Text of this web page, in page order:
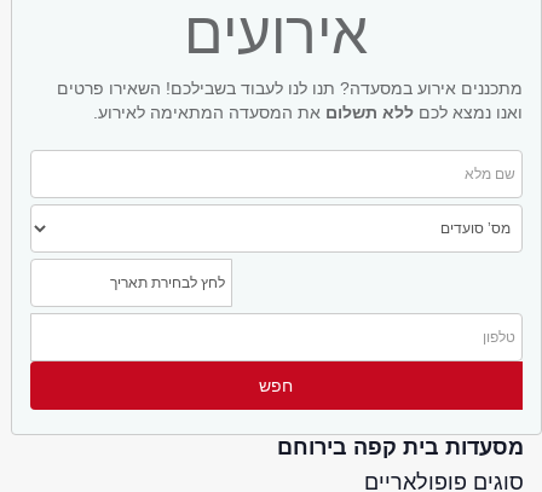
אירועים
מתכננים אירוע במסעדה? תנו לנו לעבוד בשבילכם! השאירו פרטים
ואנו נמצא לכם ללא תשלום את המסעדה המתאימה לאירוע.
מסעדות בית קפה בירוחם
סוגים פופולאריים